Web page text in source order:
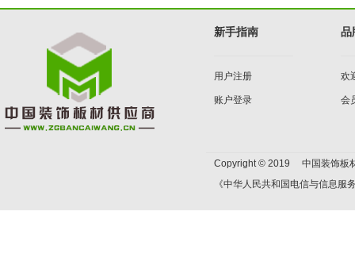
新手指南
用户注册
账户登录
品
欢
会
Copyright © 2019 中国装饰板
《中华人民共和国电信与信息